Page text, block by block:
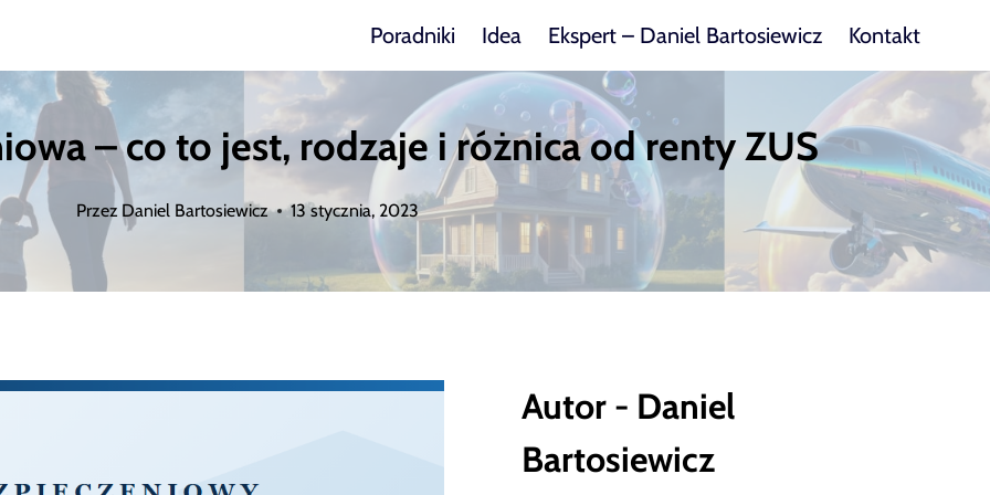
Poradniki Idea Ekspert – Daniel Bartosiewicz Kontakt
– co to jest, rodzaje i różnica od renty ZUS
Przez Daniel Bartosiewicz 13 stycznia, 2023
Autor - Daniel
Bartosiewicz